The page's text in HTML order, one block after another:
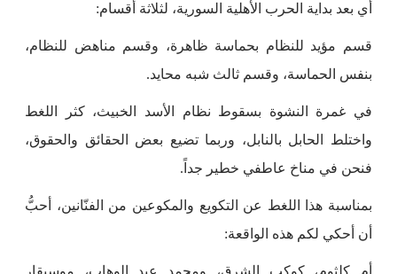
أي بعد بداية الحرب الأهلية السورية، لثلاثة أقسام:
قسم مؤيد للنظام بحماسة ظاهرة، وقسم مناهض للنظام،
بنفس الحماسة، وقسم ثالث شبه محايد.
في غمرة النشوة بسقوط نظام الأسد الخبيث، كثر اللغط
واختلط الحابل بالنابل، وربما تضيع بعض الحقائق والحقوق،
فنحن في مناخ عاطفي خطير جداً.
بمناسبة هذا اللغط عن التكويع والمكوعين من الفنّانين، أحبُّ
أن أحكي لكم هذه الواقعة:
أم كلثوم، كوكب الشرق، ومحمد عبد الوهاب، موسيقار